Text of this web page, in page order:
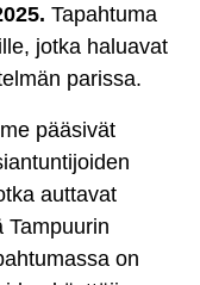
Tapahtuma
jotka haluavat
parissa.
pääsivät
auttavat
Tampuurin
on